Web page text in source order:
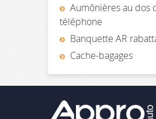
Aumônières au dos
téléphone
Banquette AR
Cache-bagages